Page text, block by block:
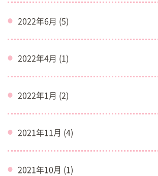
2022年6月 (5)
2022年4月 (1)
2022年1月 (2)
2021年11月 (4)
2021年10月 (1)